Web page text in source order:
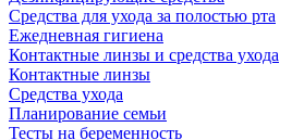
Средства для ухода за полостью рта
Ежедневная гигиена
Контактные линзы и средства ухода
Контактные линзы
Средства ухода
Планирование семьи
Тесты на беременность